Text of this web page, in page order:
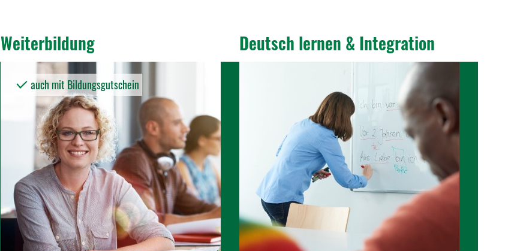
Weiter­bil­dung
auch mit Bildungsgutschein
Deutsch lernen & Inte­gra­tion